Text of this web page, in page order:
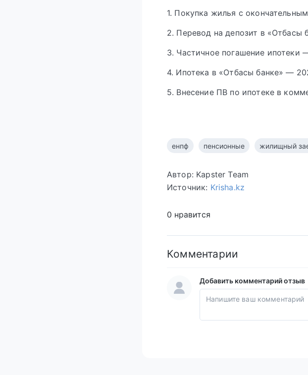
1. Покупка жилья с
2. Перевод на депозит в «Отбасы
3. Частичное погашение ипотеки
4. Ипотека в «Отбасы банке» —
5. Внесение ПВ по ипотеке в
енпф пенсионные жилищный
Автор: Kapster Team
Источник: Krisha.kz
0 нравится
Комментарии
Добавить комментарий отзыв